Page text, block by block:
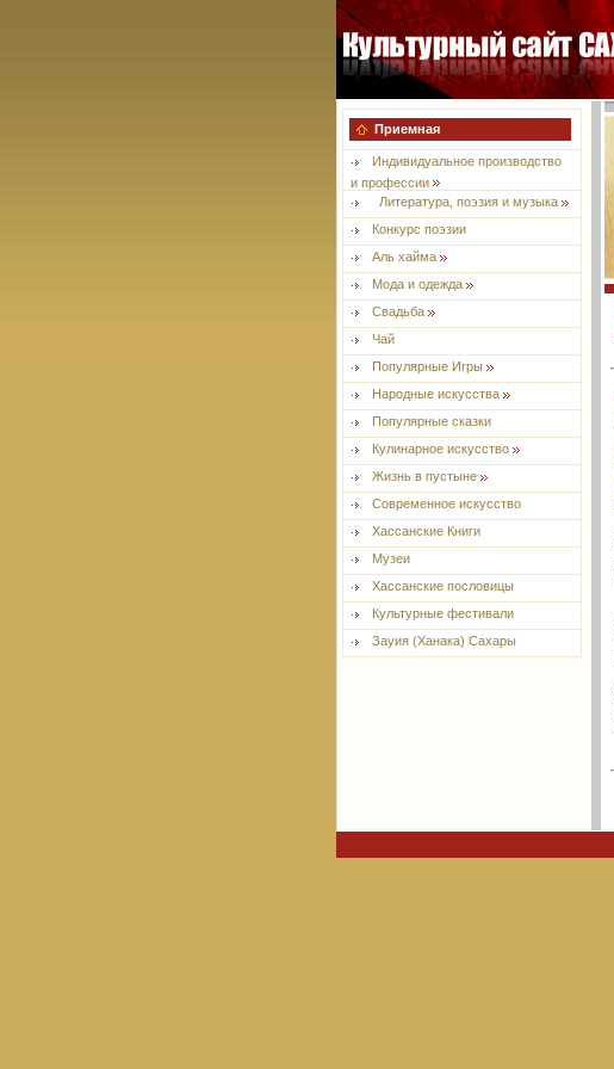
Приемная
Индивидуальное производство
и профессии
Литература, поэзия и музыка
Конкурс поэзии
Aль хайма
Мода и одежда
Свадьба
Чай
Популярные Игры
Народные искусства
Популярные сказки
Кулинарное искусство
Жизнь в пустыне
Современное искусство
Хассанские Книги
Музеи
Хассанские пословицы
Культурные фестивали
Зауия (Ханака) Сахары